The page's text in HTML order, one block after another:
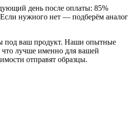
день после оплаты: 85%
нужного нет — подберём аналог
под ваш продукт. Наши опытные
лучше именно для вашей
отправят образцы.